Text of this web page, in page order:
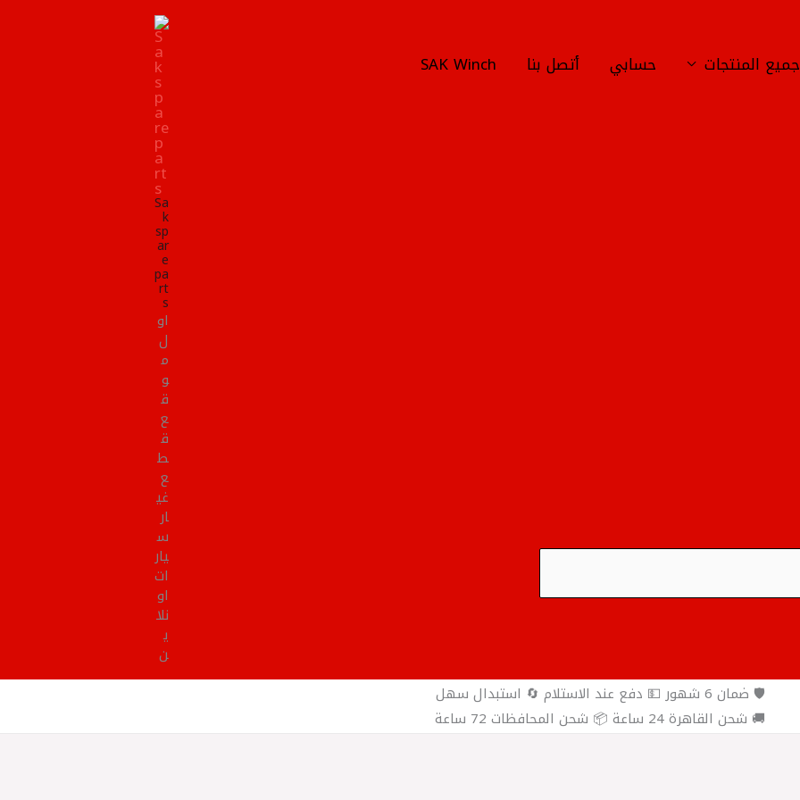
جميع المنتجات حسابي أتصل بنا SAK Winch
Sa
k
sp
ar
e
pa
rt
s
او
ل
م
و
ق
ع
ق
ط
ع
غي
ار
س
يار
ات
او
نلا
ي
ن
🛡️ ضمان 6 شهور 💵 دفع عند الاستلام 🔄 استبدال سهل
🚚 شحن القاهرة 24 ساعة 📦 شحن المحافظات 72 ساعة